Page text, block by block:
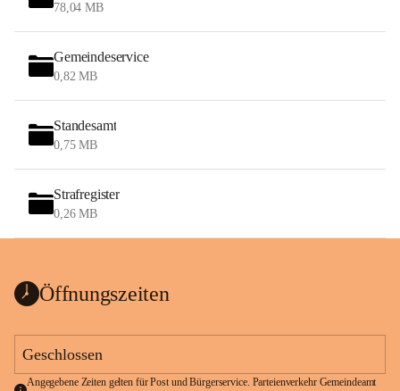
78,04 MB
Gemeindeservice
0,82 MB
Standesamt
0,75 MB
Strafregister
0,26 MB
Öffnungszeiten
Geschlossen
Angegebene Zeiten gelten für Post und Bürgerservice. Parteienverkehr Gemeindeamt